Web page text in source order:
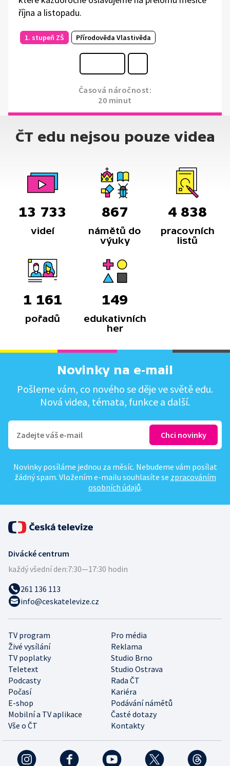
října a listopadu.
1. stupeň ZŠ Přírodověda Vlastivěda
Časová náročnost:
20 minut
ČT edu nejsou pouze videa
13 733
videí
867
námětů do
výuky
4 838
pracovních
listů
1 161
pořadů
149
edukativních
her
Novinky na e-mail
Pošleme vám, co nového se děje ve světě edu.
Nová videa, témata, funkce a další.
Novinky posíláme jednou za měsíc. Nebudeme vám posílat
žádný spam. Vložením e-mailu souhlasíte se zpracováním
osobních údajů.